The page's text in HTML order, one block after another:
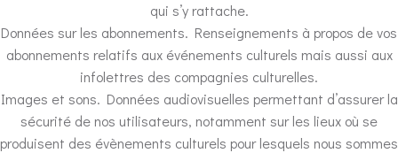
qui s’y rattache.
Données sur les abonnements. Renseignements à propos de vos
abonnements relatifs aux événements culturels mais aussi aux
infolettres des compagnies culturelles.
Images et sons. Données audiovisuelles permettant d’assurer la
sécurité de nos utilisateurs, notamment sur les lieux où se
produisent des évènements culturels pour lesquels nous sommes